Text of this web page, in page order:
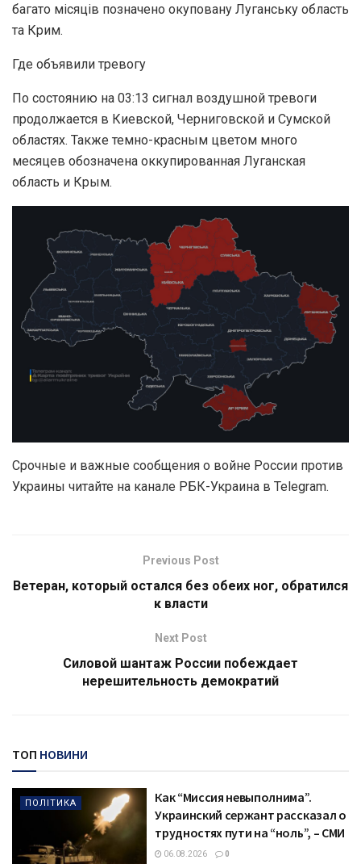
багато місяців позначено окуповану Луганську область
та Крим.
Где объявили тревогу
По состоянию на 03:13 сигнал воздушной тревоги
продолжается в Киевской, Черниговской и Сумской
областях. Также темно-красным цветом много
месяцев обозначена оккупированная Луганская
область и Крым.
Срочные и важные сообщения о войне России против
Украины читайте на канале РБК-Украина в Telegram.
Previous Post
Ветеран, который остался без обеих ног, обратился
к власти
Next Post
Силовой шантаж России побеждает
нерешительность демократий
ТОП НОВИНИ
ПОЛІТИКА
Как “Миссия невыполнима”.
Украинский сержант рассказал о
трудностях пути на “ноль”, – СМИ
06.08.2026 0